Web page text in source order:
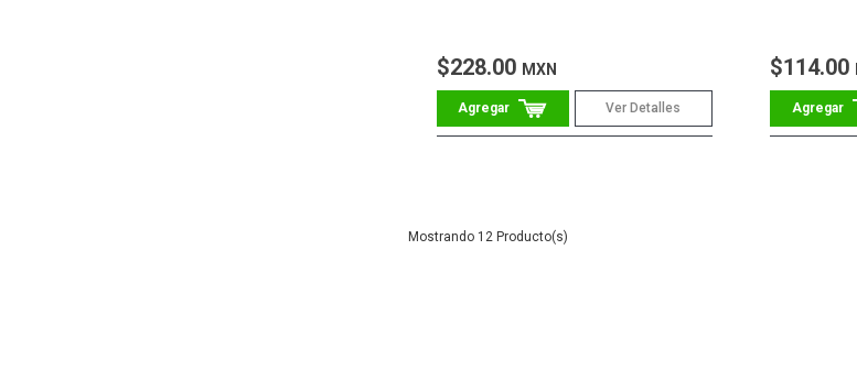
$228.00 MXN
Ver Detalles
$114.00
12